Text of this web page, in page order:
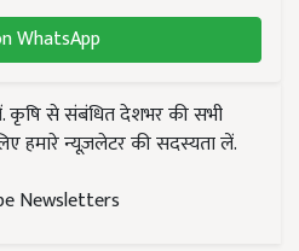
WhatsApp
कृषि से संबंधित देशभर की सभी
हमारे न्यूज़लेटर की सदस्यता लें.
Newsletters